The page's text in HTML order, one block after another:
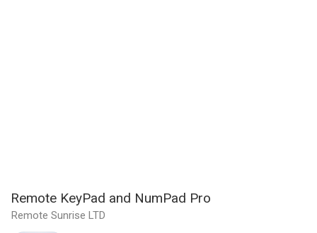
Remote KeyPad and NumPad Pro
Remote Sunrise LTD